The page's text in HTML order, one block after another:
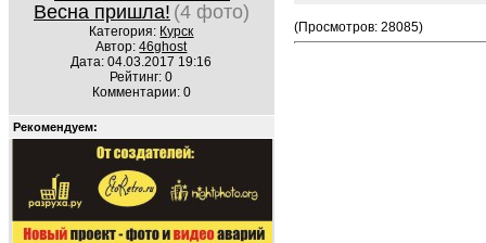
Весна пришла! (4 фото)
Категория: Курск
Автор:46ghost
Дата: 04.03.2017 19:16
Рейтинг: 0
Комментарии: 0
Рекомендуем:
(Просмотров: 28085)